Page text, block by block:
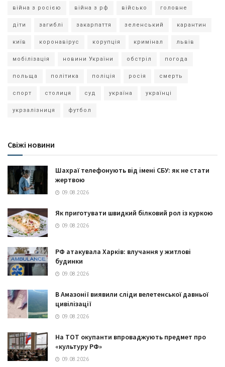
війна з росією війна з рф військо головне
діти загиблі закарпаття зеленський карантин
київ коронавірус корупція кримінал львів
мобілізація новини України обстріл погода
польща політика поліція росія смерть
спорт столиця суд україна українці
укрзалізниця футбол
Свіжі новини
Шахраї телефонують від імені СБУ: як не стати
жертвою
09.08.2026
Як приготувати швидкий білковий рол із куркою
09.08.2026
РФ атакувала Харків: влучання у житлові
будинки
09.08.2026
В Амазонії виявили сліди велетенської давньої
цивілізації
09.08.2026
На ТОТ окупанти впроваджують предмет про
«культуру РФ»
09.08.2026